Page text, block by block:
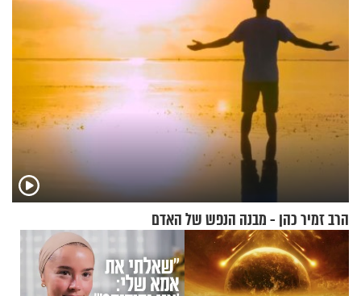
הרב זמיר כהן - מבנה הנפש של האדם